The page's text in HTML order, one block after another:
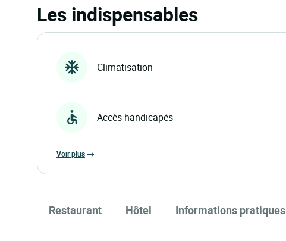
Les indispensables
Climatisation
Accès handicapés
voir plus
Restaurant Hôtel Informations pratiques